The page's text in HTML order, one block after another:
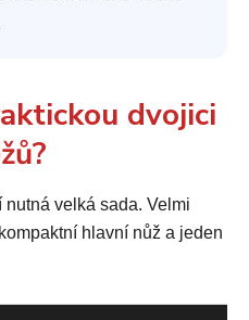
dvojici
velká sada. Velmi
hlavní nůž a jeden